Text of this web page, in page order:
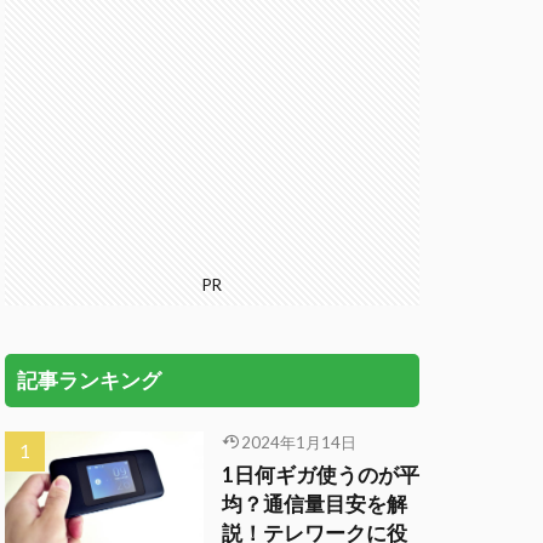
PR
記事ランキング
2024年1月14日
1日何ギガ使うのが平
均？通信量目安を解
説！テレワークに役